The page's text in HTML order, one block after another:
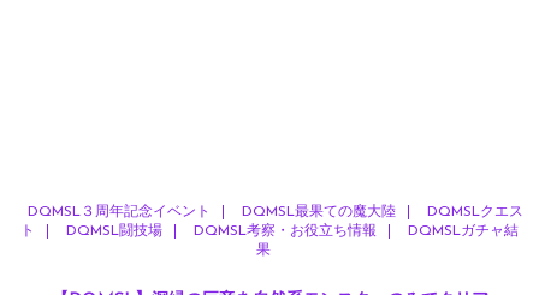
DQMSL３周年記念イベント DQMSL最果ての魔大陸
DQMSLクエス
ト
DQMSL闘技場 DQMSL考察・お役立ち情報
DQMSLガチャ結
果